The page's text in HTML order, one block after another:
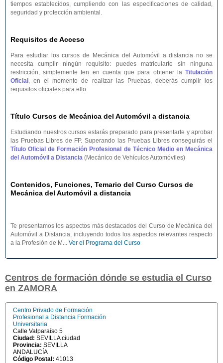
tiempos establecidos, cumpliendo con las especificaciones de calidad,
seguridad y protección ambiental.
Requisitos de Acceso
Para estudiar los cursos de Mecánica del Automóvil a distancia no se
necesita cumplir ningún requisito: puedes matricularte sin ninguna
restricción, simplemente ten en cuenta que para obtener la Titulación
Oficial , en el momento de realizar las Pruebas, deberás cumplir los
requisitos oficiales para ello
Título Cursos de Mecánica del Automóvil a distancia
Estudiando nuestros cursos estarás preparado para presentarte y aprobar
las Pruebas Libres de FP. Superando las Pruebas Libres conseguirás el
Título Oficial de Formación Profesional de Técnico Medio en Mecánica
del Automóvil a Distancia (Mecánico de Vehículos Automóviles)
Contenidos, Funciones, Temario del Curso Cursos de
Mecánica del Automóvil a distancia
Te presentamos los aspectos más destacados del Curso de Mecánica del
Automóvil a Distancia, incluyendo todos los aspectos relevantes respecto
a la Profesión de M... Ver el Programa del Curso
Centros de formación dónde se estudia el Curso
en ZAMORA
Centro Privado de Formación
Profesional a Distancia Formación
Universitaria
Calle Valparaíso 5
Ciudad: SEVILLA ciudad
Provincia: SEVILLA
ANDALUCÍA
Código Postal: 41013